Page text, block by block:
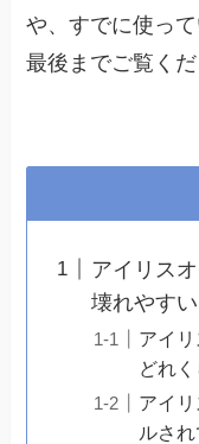
や、すでに使っ
最後までご覧くだ
アイリス
壊れやすい
アイ
どれく
アイ
ルさ